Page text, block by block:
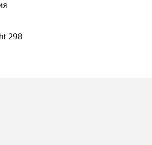
298